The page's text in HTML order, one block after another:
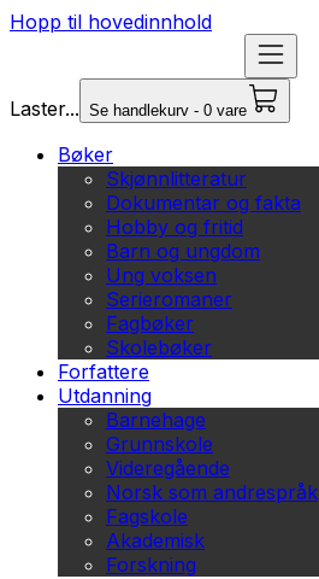
Hopp til hovedinnhold
Laster... Se handlekurv - 0 vare
Bøker
Skjønnlitteratur
Dokumentar og fakta
Hobby og fritid
Barn og ungdom
Ung voksen
Serieromaner
Fagbøker
Skolebøker
Forfattere
Utdanning
Barnehage
Grunnskole
Videregående
Norsk som andrespråk
Fagskole
Akademisk
Forskning